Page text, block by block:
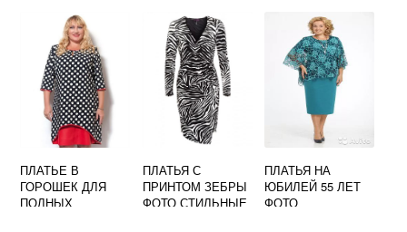
ПЛАТЬЕ В
ГОРОШЕК ДЛЯ
ПОЛНЫХ
ПЛАТЬЯ С
ПРИНТОМ ЗЕБРЫ
ФОТО СТИЛЬНЫЕ
ПЛАТЬЯ НА
ЮБИЛЕЙ 55 ЛЕТ
ФОТО